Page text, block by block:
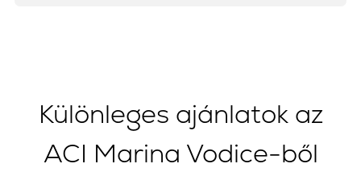
Különleges ajánlatok az
ACI Marina Vodice-ből